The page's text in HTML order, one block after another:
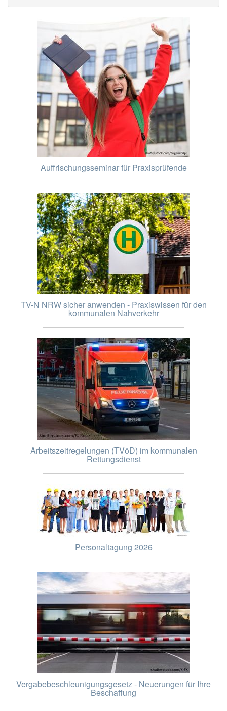
Auffrischungsseminar für Praxisprüfende
TV-N NRW sicher anwenden - Praxiswissen für den
kommunalen Nahverkehr
Arbeitszeitregelungen (TVöD) im kommunalen
Rettungsdienst
Personaltagung 2026
Vergabebeschleunigungsgesetz - Neuerungen für Ihre
Beschaffung